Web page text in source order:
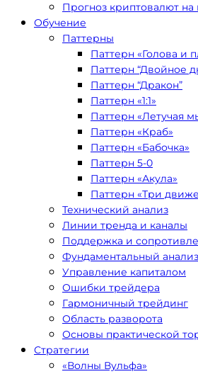
Прогноз криптовалют на
Обучение
Паттерны
Паттерн «Голова и
Паттерн “Двойное
Паттерн “Дракон”
Паттерн «1:1»
Паттерн «Летучая
Паттерн «Краб»
Паттерн «Бабочка»
Паттерн 5-0
Паттерн «Акула»
Паттерн «Три
Технический анализ
Линии тренда и каналы
Поддержка и
Фундаментальный анализ
Управление капиталом
Ошибки трейдера
Гармоничный трейдинг
Область разворота
Основы практической
Стратегии
«Волны Вульфа»